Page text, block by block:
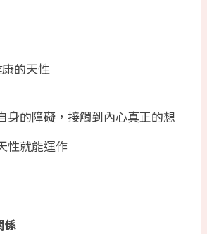
的天性
身的障礙，接觸到內心真正的想
性就能運作
係